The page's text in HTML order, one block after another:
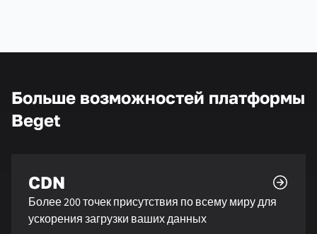
Больше возможностей платформы
Beget
CDN
Более 200 точек присутствия по всему миру для
ускорения загрузки ваших данных